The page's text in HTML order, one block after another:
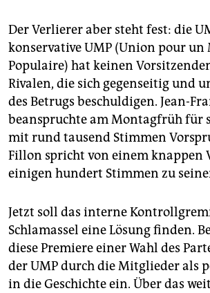
Der Verlierer aber steht fest: die
konservative UMP (Union pour un
Populaire) hat keinen
Rivalen, die sich gegenseitig und
des Betrugs beschuldigen. Jean-
beanspruchte am Montagfrüh für
mit rund tausend Stimmen
Fillon spricht von einem knappen
einigen hundert Stimmen zu
Jetzt soll das interne
Schlamassel eine Lösung finden.
diese Premiere einer Wahl des
der UMP durch die Mitglieder als
in die Geschichte ein. Über das